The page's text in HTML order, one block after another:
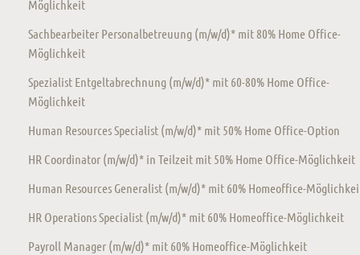
Möglichkeit
Sachbearbeiter Personalbetreuung (m/w/d)* mit 80% Home Office-
Möglichkeit
Spezialist Entgeltabrechnung (m/w/d)* mit 60-80% Home Office-
Möglichkeit
Human Resources Specialist (m/w/d)* mit 50% Home Office-Option
HR Coordinator (m/w/d)* in Teilzeit mit 50% Home Office-Möglichkeit
Human Resources Generalist (m/w/d)* mit 60% Homeoffice-
HR Operations Specialist (m/w/d)* mit 60% Homeoffice-Möglichkeit
Payroll Manager (m/w/d)* mit 60% Homeoffice-Möglichkeit